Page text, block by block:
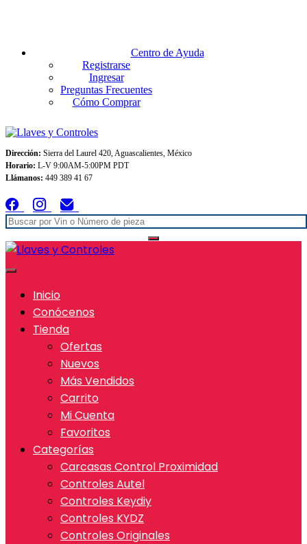
Centro de Ayuda
Registrarse
Ingresar
Preguntas Frecuentes
Cómo Comprar
Dirección: Sierra del Laurel 420, Aguascalientes, México
Horario: L-V 9:00AM-5:00PM PDT
Llámanos: 449 389 41 67
Inicio
Conócenos
Tienda
Ofertas
Nuevos
Más Vendidos
Carrito
Mi Cuenta
Favoritos
Categorías
Carcasas Control Proximidad
Controles Autel
Controles Keydiy
Controles KYDZ
Controles Originales